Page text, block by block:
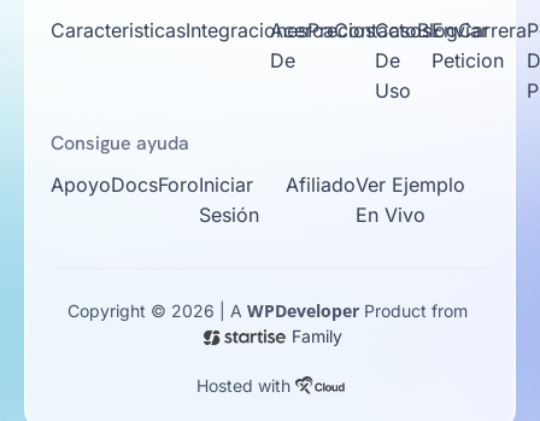
CaracteristicasIntegracionesPreciosCasos
De
Uso
Enviar
Peticion
Acerca
De
ContactoBlogCarrera
Consigue ayuda
ApoyoDocsForoIniciar
Sesión
AfiliadoVer Ejemplo
En Vivo
Copyright © 2026 | A WPDeveloper Product from
Family
Hosted with